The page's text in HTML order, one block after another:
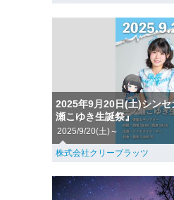
2025年9月20日(土)シンセ
瀬こゆき生誕祭』
2025/9/20(土)～
株式会社クリーブラッツ